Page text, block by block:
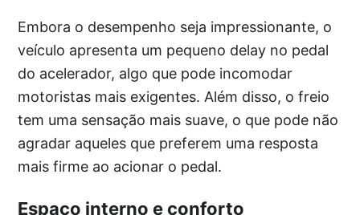
Embora o desempenho seja impressionante, o
veículo apresenta um pequeno delay no pedal
do acelerador, algo que pode incomodar
motoristas mais exigentes. Além disso, o freio
tem uma sensação mais suave, o que pode não
agradar aqueles que preferem uma resposta
mais firme ao acionar o pedal.
Espaço interno e conforto